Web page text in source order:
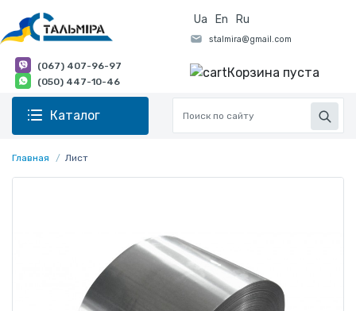
Ua En Ru
(067) 407-96-97
(050) 447-10-46
Корзина пуста
Каталог
Главная Лист